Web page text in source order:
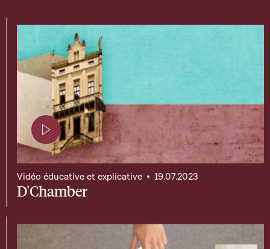
Page contenant une vidéo
D'Chamber
Vidéo éducative et explicative 19.07.2023